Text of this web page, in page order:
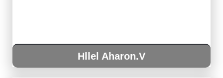
Hllel Aharon.V